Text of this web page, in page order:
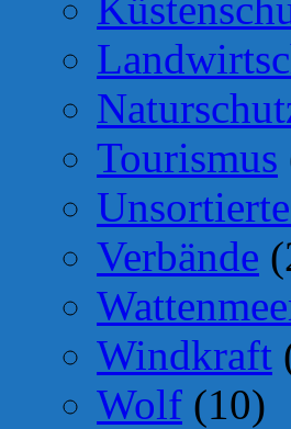
Tourismus
Verbände
Windkraft
Wolf (10)